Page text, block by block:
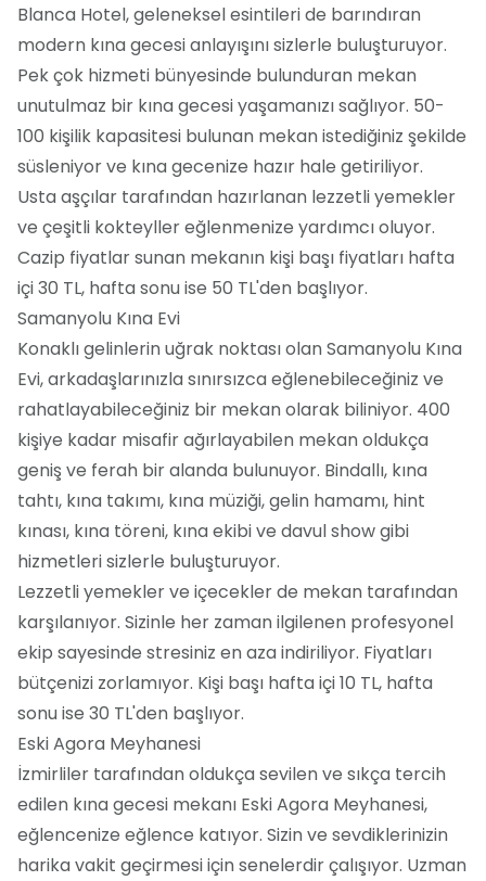
Blanca Hotel, geleneksel esintileri de barındıran
modern kına gecesi anlayışını sizlerle buluşturuyor.
Pek çok hizmeti bünyesinde bulunduran mekan
unutulmaz bir kına gecesi yaşamanızı sağlıyor. 50-
100 kişilik kapasitesi bulunan mekan istediğiniz şekilde
süsleniyor ve kına gecenize hazır hale getiriliyor.
Usta aşçılar tarafından hazırlanan lezzetli yemekler
ve çeşitli kokteyller eğlenmenize yardımcı oluyor.
Cazip fiyatlar sunan mekanın kişi başı fiyatları hafta
içi 30 TL, hafta sonu ise 50 TL'den başlıyor.
Samanyolu Kına Evi
Konaklı gelinlerin uğrak noktası olan Samanyolu Kına
Evi, arkadaşlarınızla sınırsızca eğlenebileceğiniz ve
rahatlayabileceğiniz bir mekan olarak biliniyor. 400
kişiye kadar misafir ağırlayabilen mekan oldukça
geniş ve ferah bir alanda bulunuyor. Bindallı, kına
tahtı, kına takımı, kına müziği, gelin hamamı, hint
kınası, kına töreni, kına ekibi ve davul show gibi
hizmetleri sizlerle buluşturuyor.
Lezzetli yemekler ve içecekler de mekan tarafından
karşılanıyor. Sizinle her zaman ilgilenen profesyonel
ekip sayesinde stresiniz en aza indiriliyor. Fiyatları
bütçenizi zorlamıyor. Kişi başı hafta içi 10 TL, hafta
sonu ise 30 TL'den başlıyor.
Eski Agora Meyhanesi
İzmirliler tarafından oldukça sevilen ve sıkça tercih
edilen kına gecesi mekanı Eski Agora Meyhanesi,
eğlencenize eğlence katıyor. Sizin ve sevdiklerinizin
harika vakit geçirmesi için senelerdir çalışıyor. Uzman